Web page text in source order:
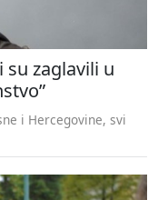
su zaglavili u
i Hercegovine, svi